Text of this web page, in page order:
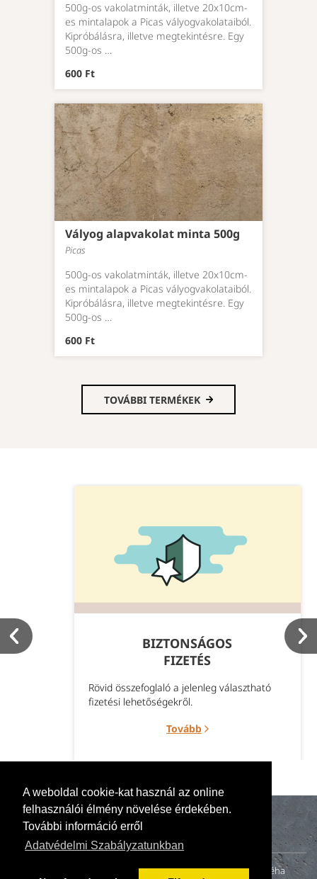
A weboldal cookie-kat használ az online
felhasználói élmény növelése érdekében.
További információ erről
Adatvédelmi Szabályzatunkban
500g-os vakolatminták, illetve 20x10cm-
es mintalapok a Picas vályogvakolataiból.
Kipróbálásra, illetve megtekintésre. Egy
500g-os …
600 Ft
Vályog alapvakolat minta 500g
Picas
500g-os vakolatminták, illetve 20x10cm-
es mintalapok a Picas vályogvakolataiból.
Kipróbálásra, illetve megtekintésre. Egy
500g-os …
600 Ft
TOVÁBBI TERMÉKEK
BIZTONSÁGOS
FIZETÉS
Rövid összefoglaló a jelenleg választható
fizetési lehetőségekről.
Tovább
A naturillo.hu mögött egy kis családi vállalkozás (anya, apa és néha